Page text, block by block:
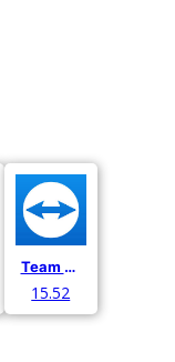
Team Viewer
15.52